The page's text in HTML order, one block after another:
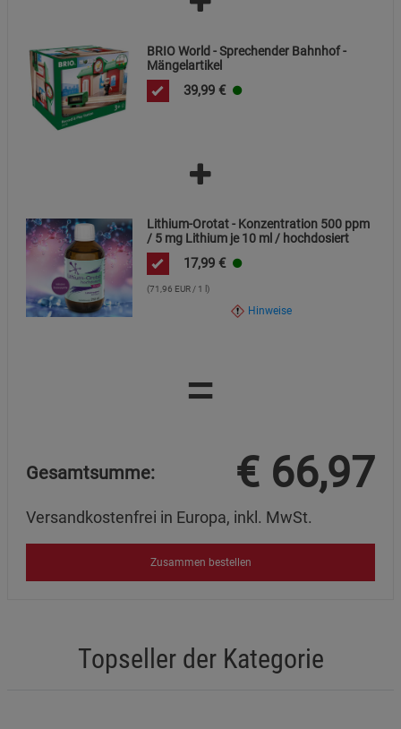
BRIO World - Sprechender Bahnhof -
Mängelartikel
39,99 €
Lithium-Orotat - Konzentration 500 ppm
/ 5 mg Lithium je 10 ml / hochdosiert
17,99 €
(71,96 EUR / 1 l)
Hinweise
=
Gesamtsumme: € 66,97
Versandkostenfrei in Europa, inkl. MwSt.
Zusammen bestellen
Topseller der Kategorie
Statistik Cookies (2) Statistik Cookies
Beschreibung Statistik Cookies
Cookie-Informationen
Marketing Cookies (3)
Beschreibung Marketing Cookies
Datenschutzerklärung